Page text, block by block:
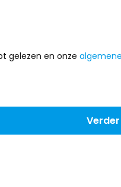
gelezen en onze
Verder